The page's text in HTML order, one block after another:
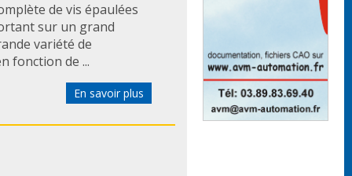
de vis épaulées
sur un grand
variété de
fonction de ...
En savoir plus